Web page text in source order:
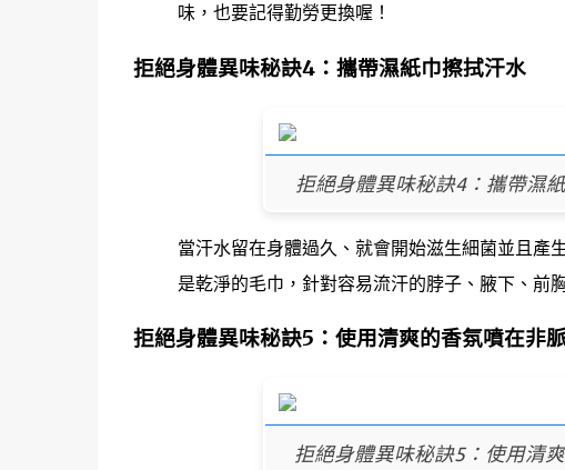
味，也要記得勤勞更換喔！
拒絕身體異味秘訣4：攜帶濕紙巾擦拭汗水
拒絕身體異味秘訣4：攜帶濕
當汗水留在身體過久、就會開始滋生細菌並且產
是乾淨的毛巾，針對容易流汗的脖子、腋下、前
拒絕身體異味秘訣5：使用清爽的香氛噴在非
拒絕身體異味秘訣5：使用清